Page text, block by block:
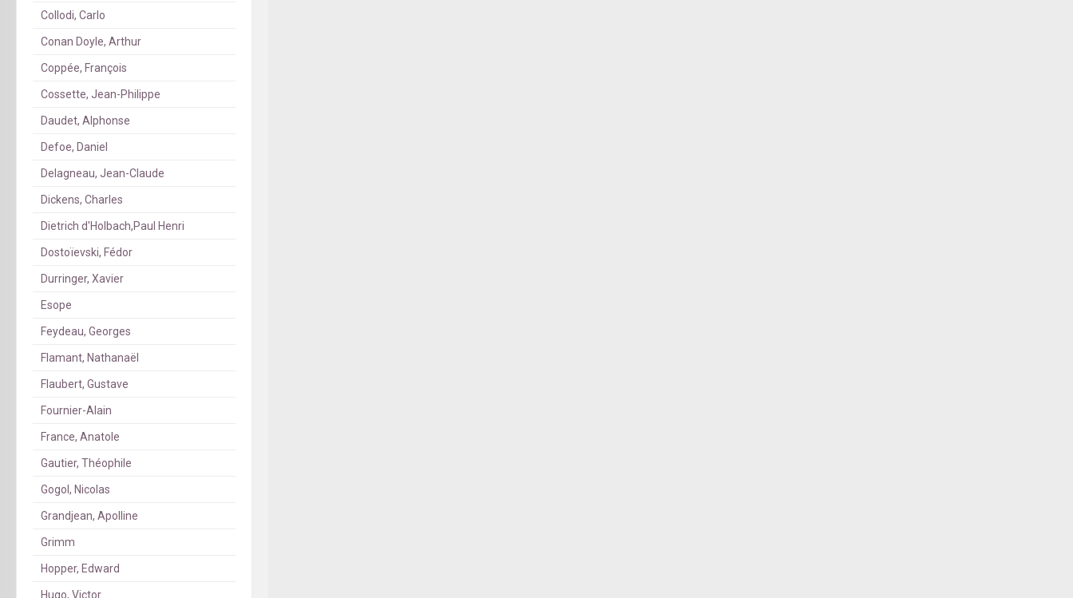
Collodi, Carlo
Conan Doyle, Arthur
Coppée, François
Cossette, Jean-Philippe
Daudet, Alphonse
Defoe, Daniel
Delagneau, Jean-Claude
Dickens, Charles
Dietrich d'Holbach,Paul Henri
Dostoïevski, Fédor
Durringer, Xavier
Esope
Feydeau, Georges
Flamant, Nathanaël
Flaubert, Gustave
Fournier-Alain
France, Anatole
Gautier, Théophile
Gogol, Nicolas
Grandjean, Apolline
Grimm
Hopper, Edward
Hugo, Victor